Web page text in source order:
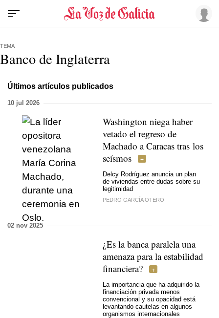
TEMA
Banco de Inglaterra
Últimos artículos publicados
10 jul 2026
Washington niega haber
vetado el regreso de
Machado a Caracas tras los
seísmos
Delcy Rodríguez anuncia un plan
de viviendas entre dudas sobre su
legitimidad
PEDRO GARCÍA OTERO
02 nov 2025
¿Es la banca paralela una
amenaza para la estabilidad
financiera?
La importancia que ha adquirido la
financiación privada menos
convencional y su opacidad está
levantando cautelas en algunos
organismos internacionales